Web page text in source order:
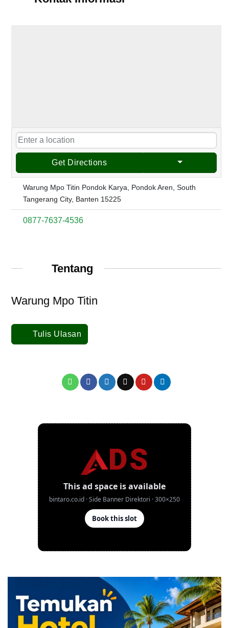
Get Directions
Warung Mpo Titin Pondok Karya, Pondok Aren, South
Tangerang City, Banten 15225
0877-7637-4536
Tentang
Warung Mpo Titin
Tulis Ulasan